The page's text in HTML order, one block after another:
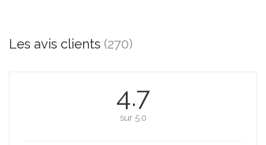
Les avis clients (270)
4.7
sur 5.0